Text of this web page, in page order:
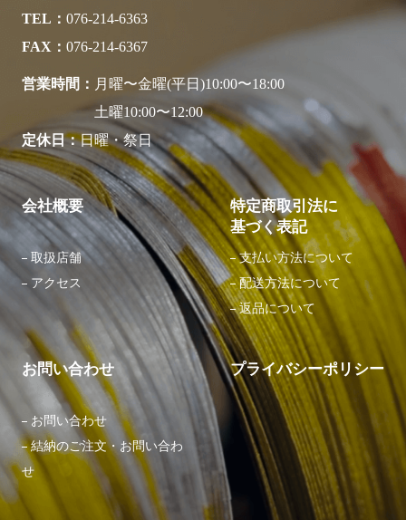
TEL
076-214-6363
FAX
076-214-6367
営業時間
月曜〜金曜(平日)10:00〜18:00
土曜10:00〜12:00
定休日
日曜・祭日
会社概要
取扱店舗
アクセス
特定商取引法に
基づく表記
⽀払い⽅法について
配送⽅法について
返品について
お問い合わせ
お問い合わせ
結納のご注文・お問い合わ
せ
プライバシーポリシー